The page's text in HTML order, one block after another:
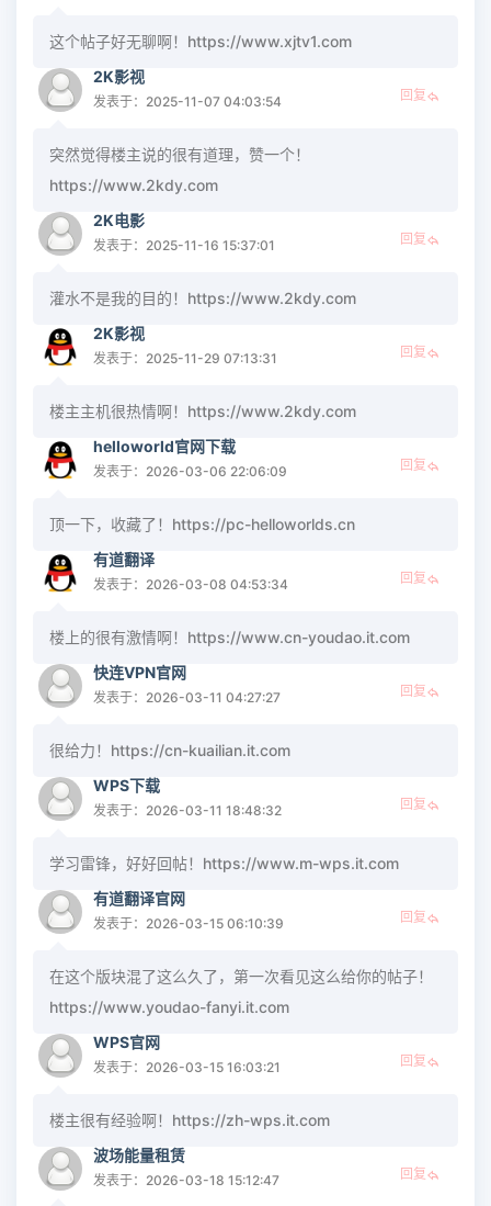
这个帖子好无聊啊！https://www.xjtv1.com
2K影视
发表于：2025-11-07 04:03:54 回复
突然觉得楼主说的很有道理，赞一个！
https://www.2kdy.com
2K电影
发表于：2025-11-16 15:37:01 回复
灌水不是我的目的！https://www.2kdy.com
2K影视
发表于：2025-11-29 07:13:31 回复
楼主主机很热情啊！https://www.2kdy.com
helloworld官网下载
发表于：2026-03-06 22:06:09 回复
顶一下，收藏了！https://pc-helloworlds.cn
有道翻译
发表于：2026-03-08 04:53:34 回复
楼上的很有激情啊！https://www.cn-youdao.it.com
快连VPN官网
发表于：2026-03-11 04:27:27 回复
很给力！https://cn-kuailian.it.com
WPS下载
发表于：2026-03-11 18:48:32 回复
学习雷锋，好好回帖！https://www.m-wps.it.com
有道翻译官网
发表于：2026-03-15 06:10:39 回复
在这个版块混了这么久了，第一次看见这么给你的帖子！
https://www.youdao-fanyi.it.com
WPS官网
发表于：2026-03-15 16:03:21 回复
楼主很有经验啊！https://zh-wps.it.com
波场能量租赁
发表于：2026-03-18 15:12:47 回复